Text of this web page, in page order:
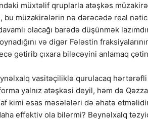
müxtəlif qruplarla atəşkəs
bu müzakirələrin nə dərəcədə real
olacağı barədə düşünmək
və digər Fələstin
gətirib çıxara biləcəyini anlamaq
vasitəçiliklə qurulacaq hərtərəfli
yalnız atəşkəsi deyil, həm də
kimi əsas məsələləri də əhatə
effektiv ola bilərmi? Beynəlxalq